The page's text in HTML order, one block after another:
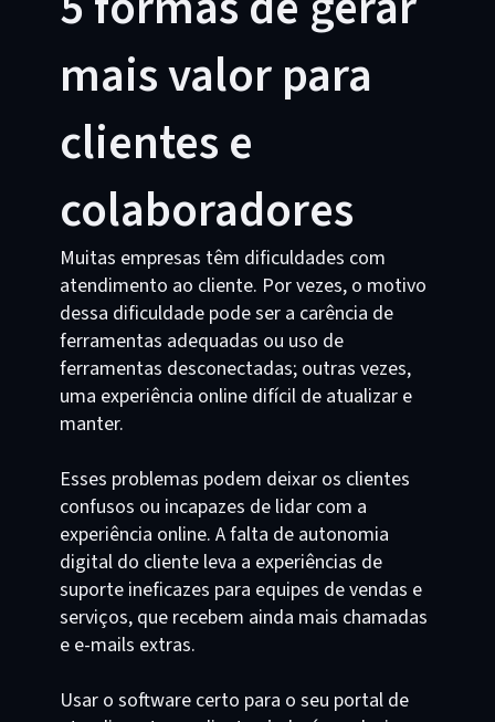
mais valor para
clientes e
colaboradores
Muitas empresas têm dificuldades com
atendimento ao cliente. Por vezes, o motivo
dessa dificuldade pode ser a carência de
ferramentas adequadas ou uso de
ferramentas desconectadas; outras vezes,
uma experiência online difícil de atualizar e
manter.
Esses problemas podem deixar os clientes
confusos ou incapazes de lidar com a
experiência online. A falta de autonomia
digital do cliente leva a experiências de
suporte ineficazes para equipes de vendas e
serviços, que recebem ainda mais chamadas
e e-mails extras.
Usar o software certo para o seu portal de